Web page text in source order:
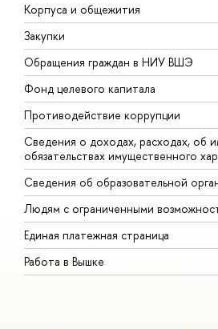
Корпуса и общежития
Закупки
Обращения граждан в НИУ ВШЭ
Фонд целевого капитала
Противодействие коррупции
Сведения о доходах, расходах, об
обязательствах имущественного
Сведения об образовательной
Людям с ограниченными
Единая платежная страница
Работа в Вышке